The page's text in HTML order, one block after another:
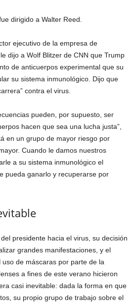
dirigido a Walter Reed.
ejecutivo de la empresa de
dijo a Wolf Blitzer de CNN que Trump
de anticuerpos experimental que su
su sistema inmunológico. Dijo que
contra el virus.
pueden, por supuesto, ser
hacen que sea una lucha justa”,
en un grupo de mayor riesgo por
Cuando le damos nuestros
a su sistema inmunológico el
pueda ganarlo y recuperarse por
presidente hacia el virus, su decisión
grandes manifestaciones, y el
de máscaras por parte de la
a fines de este verano hicieron
casi inevitable: dada la forma en que
su propio grupo de trabajo sobre el